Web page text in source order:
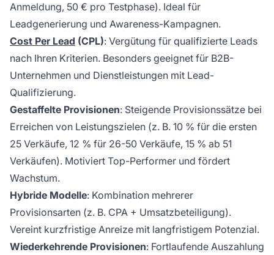
Anmeldung, 50 € pro Testphase). Ideal für
Leadgenerierung und Awareness-Kampagnen.
Cost Per Lead (CPL): Vergütung für qualifizierte Leads
nach Ihren Kriterien. Besonders geeignet für B2B-
Unternehmen und Dienstleistungen mit Lead-
Qualifizierung.
Gestaffelte Provisionen: Steigende Provisionssätze bei
Erreichen von Leistungszielen (z. B. 10 % für die ersten
25 Verkäufe, 12 % für 26-50 Verkäufe, 15 % ab 51
Verkäufen). Motiviert Top-Performer und fördert
Wachstum.
Hybride Modelle: Kombination mehrerer
Provisionsarten (z. B. CPA + Umsatzbeteiligung).
Vereint kurzfristige Anreize mit langfristigem Potenzial.
Wiederkehrende Provisionen: Fortlaufende Auszahlung